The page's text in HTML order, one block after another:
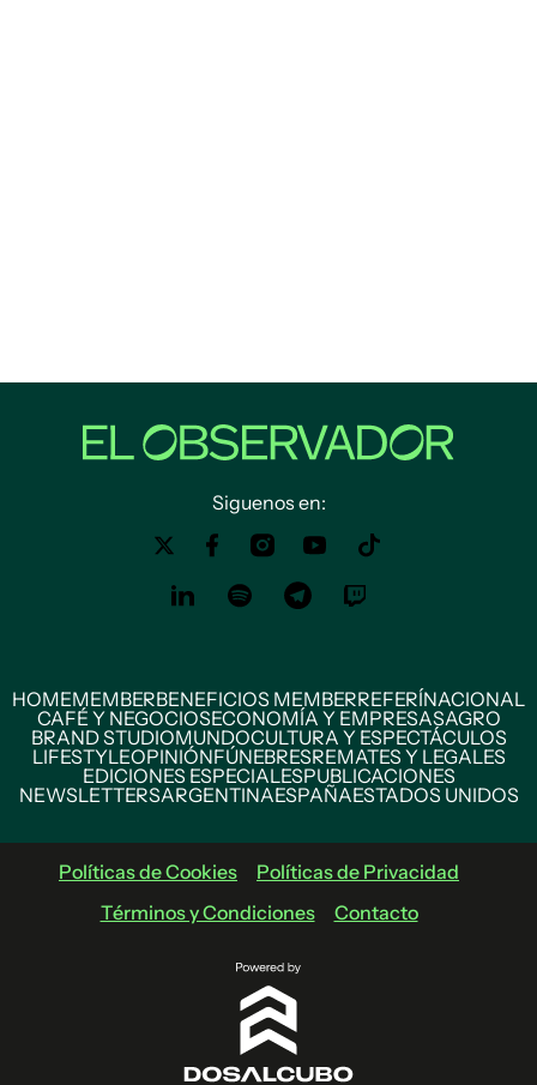
Siguenos en:
HOMEMEMBERBENEFICIOS MEMBERREFERÍNACIONAL
CAFÉ Y NEGOCIOSECONOMÍA Y EMPRESASAGRO
BRAND STUDIOMUNDOCULTURA Y ESPECTÁCULOS
LIFESTYLEOPINIÓNFÚNEBRESREMATES Y LEGALES
EDICIONES ESPECIALESPUBLICACIONES
NEWSLETTERSARGENTINAESPAÑAESTADOS UNIDOS
Políticas de Cookies
Políticas de Privacidad
Términos y Condiciones
Contacto